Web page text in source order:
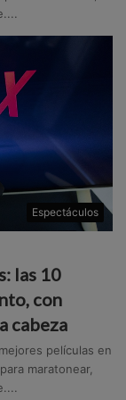
Espectáculos
las 10
con
cabeza
películas en
maratonear,